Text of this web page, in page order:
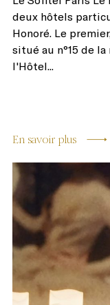
deux hôtels
Honoré. Le
situé au n°15 de
l'Hôtel...
En savoir plus